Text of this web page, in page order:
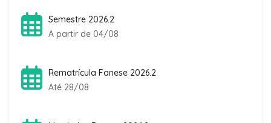
Semestre 2026.2
A partir de 04/08
Rematrícula Fanese 2026.2
Até 28/08